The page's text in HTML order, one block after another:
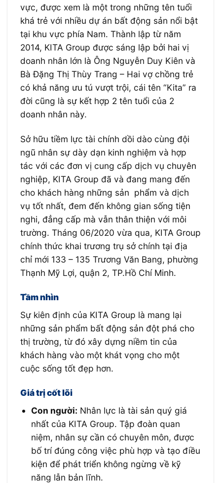
vực, được xem là một trong những tên tuổi
khá trẻ với nhiều dự án bất động sản nổi bật
tại khu vực phía Nam. Thành lập từ năm
2014, KITA Group được sáng lập bởi hai vị
doanh nhân lớn là Ông Nguyễn Duy Kiên và
Bà Đặng Thị Thùy Trang – Hai vợ chồng trẻ
có khả năng ưu tú vượt trội, cái tên “Kita” ra
đời cũng là sự kết hợp 2 tên tuổi của 2
doanh nhân này.
Sở hữu tiềm lực tài chính dồi dào cùng đội
ngũ nhân sự dày dạn kinh nghiệm và hợp
tác với các đơn vị cung cấp dịch vụ chuyên
nghiệp, KITA Group đã và đang mang đến
cho khách hàng những sản phẩm và dịch
vụ tốt nhất, đem đến không gian sống tiện
nghi, đẳng cấp mà vẫn thân thiện với môi
trường. Tháng 06/2020 vừa qua, KITA Group
chính thức khai trương trụ sở chính tại địa
chỉ mới 133 – 135 Trương Văn Bang, phường
Thạnh Mỹ Lợi, quận 2, TP.Hồ Chí Minh.
Tầm nhìn
Sự kiên định của KITA Group là mang lại
những sản phẩm bất động sản đột phá cho
thị trường, từ đó xây dựng niềm tin của
khách hàng vào một khát vọng cho một
cuộc sống tốt đẹp hơn.
Giá trị cốt lõi
Con người: Nhân lực là tài sản quý giá
nhất của KITA Group. Tập đoàn quan
niệm, nhân sự cần có chuyên môn, được
bố trí đúng công việc phù hợp và tạo điều
kiện để phát triển không ngừng về kỹ
năng lẫn bản lĩnh.